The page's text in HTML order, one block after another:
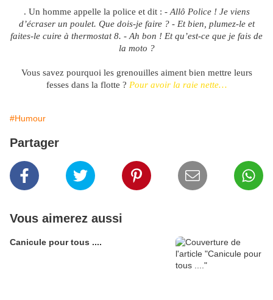
. Un homme appelle la police et dit : - Allô Police ! Je viens
d’écraser un poulet. Que dois-je faire ? - Et bien, plumez-le et
faites-le cuire à thermostat 8. - Ah bon ! Et qu’est-ce que je fais de
la moto ?
Vous savez pourquoi les grenouilles aiment bien mettre leurs
fesses dans la flotte ? Pour avoir la raie nette…
#Humour
Partager
Vous aimerez aussi
Canicule pour tous ....